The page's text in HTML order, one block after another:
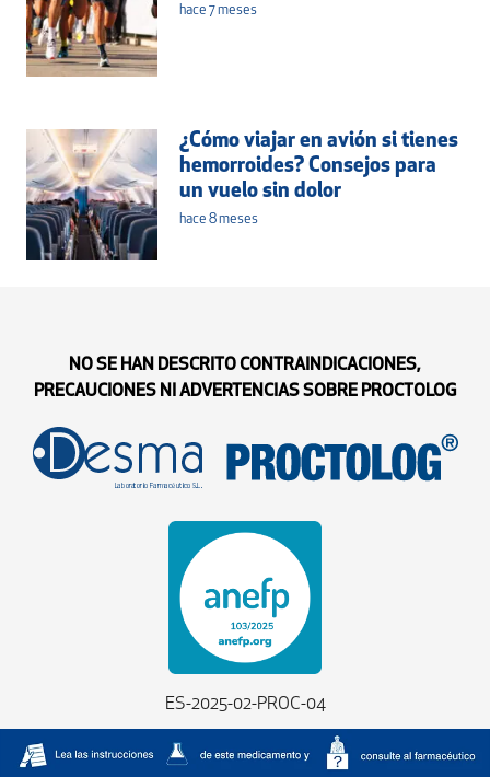
hace 7 meses
¿Cómo viajar en avión si tienes
hemorroides? Consejos para
un vuelo sin dolor
hace 8 meses
NO SE HAN DESCRITO CONTRAINDICACIONES,
PRECAUCIONES NI ADVERTENCIAS SOBRE PROCTOLOG
ES-2025-02-PROC-04